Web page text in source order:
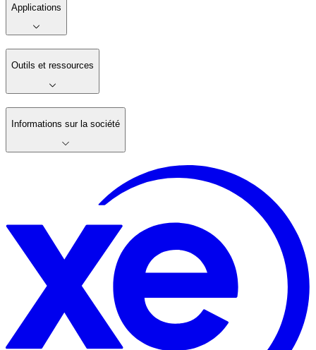
Applications
Outils et ressources
Informations sur la société